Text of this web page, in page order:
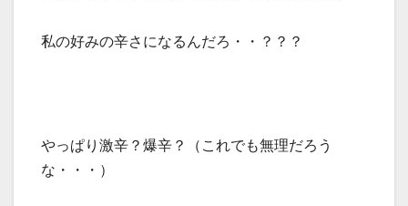
私の好みの辛さになるんだろ・・？？？
やっぱり激辛？爆辛？（これでも無理だろう
な・・・）